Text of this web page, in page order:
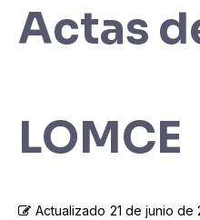
Actas
LOMCE
Actualizado 21 de junio de